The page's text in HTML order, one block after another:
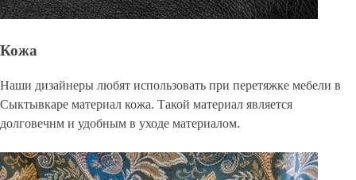
Кожа
Наши дизайнеры любят использовать при перетяжке мебели в
Сыктывкаре материал кожа. Такой материал является
долговечнм и удобным в уходе материалом.